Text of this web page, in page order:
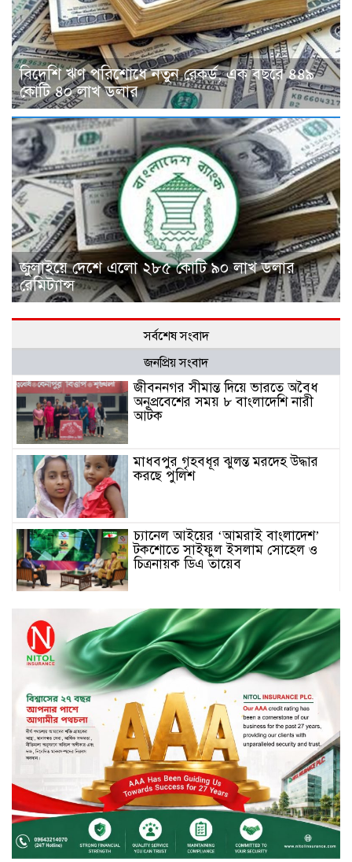
বিদেশি ঋণ পরিশোধে নতুন রেকর্ড, এক বছরে ৪৪৯
কোটি ৪০ লাখ ডলার
জুলাইয়ে দেশে এলো ২৮৫ কোটি ৯০ লাখ ডলার
রেমিট্যান্স
সর্বশেষ সংবাদ
জনপ্রিয় সংবাদ
জীবননগর সীমান্ত দিয়ে ভারতে অবৈধ
অনুপ্রবেশের সময় ৮ বাংলাদেশি নারী
আটক
মাধবপুর গৃহবধূর ঝুলন্ত মরদেহ উদ্ধার
করছে পুলিশ
চ্যানেল আইয়ের ‘আমরাই বাংলাদেশ’
টকশোতে সাইফুল ইসলাম সোহেল ও
চিত্রনায়ক ডিএ তায়েব
টাঙ্গাইলে নিহত বাস মালিকদের
পরিবারকে অনুদান ও সম্মাননা প্রদান
টাঙ্গাইলে ভাষা কর্মশালা ও পুরষ্কার
বিতরণ
সড়ক নিরাপত্তায় বিশেষ অবদান রাখায়
নিসচা বিশেষ সম্মাননা পেলেন লায়ন গনি
মিয়া বাবুল
মার্কেন্টাইল ব্যাংকের নির্বাহী কমিটির
চেয়ারম্যান হলেন আনোয়ারুল হক